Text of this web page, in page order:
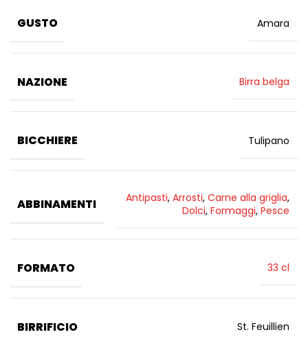
GUSTO Amara
NAZIONE Birra belga
BICCHIERE Tulipano
ABBINAMENTI Antipasti, Arrosti, Carne alla griglia,
Dolci, Formaggi, Pesce
FORMATO 33 cl
BIRRIFICIO St. Feuillien